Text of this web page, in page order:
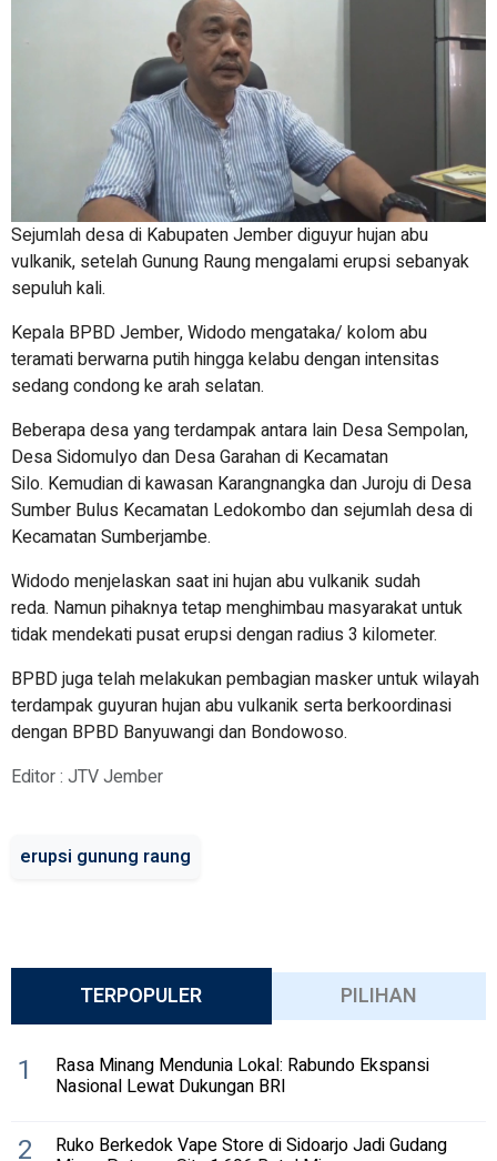
Sejumlah desa di Kabupaten Jember diguyur hujan abu
vulkanik, setelah Gunung Raung mengalami erupsi sebanyak
sepuluh kali.
Kepala BPBD Jember, Widodo mengataka/ kolom abu
teramati berwarna putih hingga kelabu dengan intensitas
sedang condong ke arah selatan.
Beberapa desa yang terdampak antara lain Desa Sempolan,
Desa Sidomulyo dan Desa Garahan di Kecamatan
Silo. Kemudian di kawasan Karangnangka dan Juroju di Desa
Sumber Bulus Kecamatan Ledokombo dan sejumlah desa di
Kecamatan Sumberjambe.
Widodo menjelaskan saat ini hujan abu vulkanik sudah
reda. Namun pihaknya tetap menghimbau masyarakat untuk
tidak mendekati pusat erupsi dengan radius 3 kilometer.
BPBD juga telah melakukan pembagian masker untuk wilayah
terdampak guyuran hujan abu vulkanik serta berkoordinasi
dengan BPBD Banyuwangi dan Bondowoso.
Editor : JTV Jember
erupsi gunung raung
TERPOPULER PILIHAN
1 Rasa Minang Mendunia Lokal: Rabundo Ekspansi
Nasional Lewat Dukungan BRI
2 Ruko Berkedok Vape Store di Sidoarjo Jadi Gudang